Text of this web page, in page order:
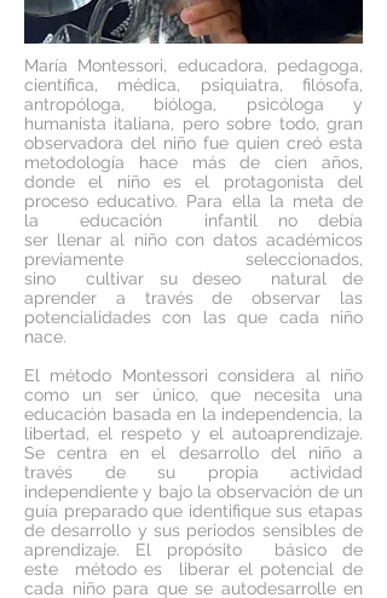
María Montessori, educadora, pedagoga,
científica, médica, psiquiatra, filósofa,
antropóloga, bióloga, psicóloga y
humanista italiana, pero sobre todo, gran
observadora del niño fue quien creó esta
metodología hace más de cien años,
donde el niño es el protagonista del
proceso educativo. Para ella la meta de
laeducación infantil
no debía
ser llenar al niño con datos académicos
previamente seleccionados,
sinocultivar su deseo natural
de
aprender a través de observar las
potencialidades con las que cada niño
nace.
El método Montessori considera al niño
como un ser único, que necesita una
educación basada en la independencia, la
libertad, el respeto y el autoaprendizaje.
Se centra en el desarrollo del niño a
través de su propia actividad
independiente y bajo la observación de un
guía preparado que identifique sus etapas
de desarrollo y sus periodos sensibles de
aprendizaje. El propósito básicode
este métodoes liberarel potencial de
cada niño para que se autodesarrolle en